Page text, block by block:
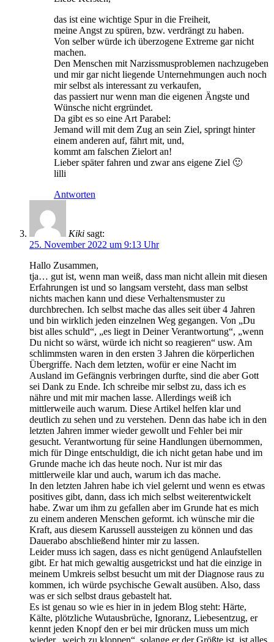
das ist eine wichtige Spur in die Freiheit,
meine Angst zu spüren, bzw. verdrängt zu haben.
Von selber würde ich überzogene Extreme gar nicht
machen.
Den Menschen mit Narzissmusproblemen nachzugeben
und mir gar nicht liegende Unternehmungen auch noch
mir selbst als interessant zu verkaufen,
das passiert nur wenn man die eigenen Ängste und
Wünsche nicht ergründet.
Da gibt es so eine Art Parabel:
Jemand will mit dem Zug an sein Ziel, springt hinter
einem anderen auf, fährt mit, und,
kommt am falschen Zielort an!
Lieber später fahren und zwar ans eigene Ziel 🙂
lilli
Antworten
Kiki sagt:
25. November 2022 um 9:13 Uhr
Hallo Zusammen,
tja… gut ist, wenn man weiß, dass man nicht allein mit diesen
Erfahrungen ist und so langsam versteht, dass man selbst
nichts machen kann und diese Verhaltensmuster zu
durchbrechen. Ich selbst mache das alles seit über 4 Jahren
und bin wirklich jeden einzelnen Weg gegangen. Von „Du
bist alles schuld“, „es liegt in Deiner Verantwortung“, „wenn
Du nicht so wärst, würde ich nicht so reagieren“ usw. Am
schlimmsten waren in den ersten 3 Jahren die körperlichen
Übergriffe. Nach dem letzten, wofür er eine Nacht im
Ausland im Gefängnis verbringen durfte, sind die aber Gott
sei Dank zu Ende. Ich schreibe mir selbst zu, dass ich es
nähre und mit mir machen lasse. Allerdings weiß ich
mittlerweile auch warum. Diese Artikel helfen klar und
deutlich zu sehen und zu verstehen. Denn das habe ich in den
letzten Jahren immer wieder gewollt und Fehler bei mir
gesucht. Verantwortung für seine Handlungen übernommen,
mich für Dinge entschuldigt, die ich nicht getan habe und im
Grunde mache ich das heute noch. Nur ist mir das
mittlerweile klar und auch, warum ich das mache.
In den letzten Jahren habe ich viel gelernt und wenn es etwas
positives gibt, dann, dass ich mich selbst weiterentwickelt
habe. Zwar um ihm zu gefallen aber im Grunde hat es mich
zu einem anderen Menschen geformt. ich wünsche mir die
Kraft, aus diesem Karussell aussteigen zu können und das
Dauerabo abschließend hinter mir zu lassen.
Leider muss ich sagen, dass es nicht genügend Anlaufstellen
gibt. Er hat mich gewaltig ausgetrickst und hat die einzige in
meinem Umkreis selbst besucht um mit der Diagnose raus zu
kommen, ich würde psychische Gewalt ausüben. Also, dass
was er sich selbst draus gebastelt hat.
Es ist genau so wie es hier in in jedem Blog steht: Härte,
Kälte, plötzliche Wutausbrüche, Ignoranz, Liebesentzug, er
kennt jeden Knopf den er bei mir drücken muss um mich